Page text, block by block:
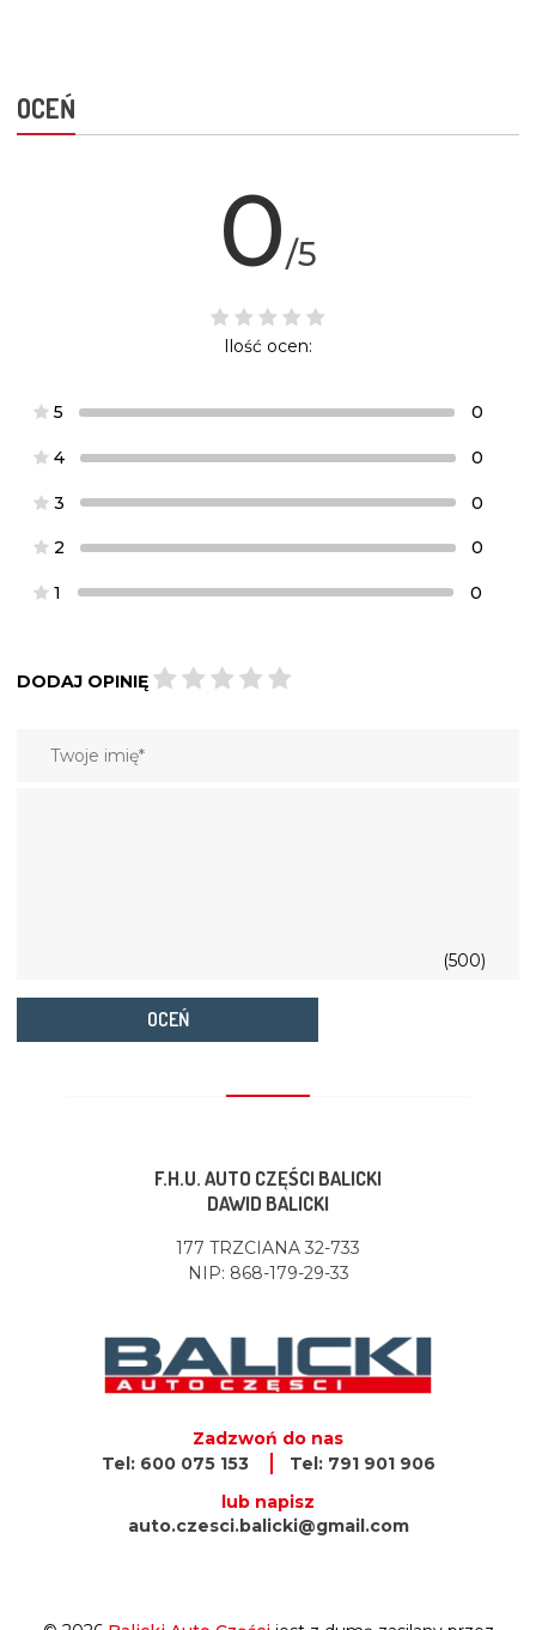
OCEŃ
0/5
Ilość ocen:
5 0
4 0
3 0
2 0
1 0
DODAJ OPINIĘ
(500)
OCEŃ
F.H.U. AUTO CZĘŚCI BALICKI
DAWID BALICKI
177 TRZCIANA 32-733
NIP: 868-179-29-33
Zadzwoń do nas
Tel: 600 075 153
Tel: 791 901 906
lub napisz
auto.czesci.balicki@gmail.com